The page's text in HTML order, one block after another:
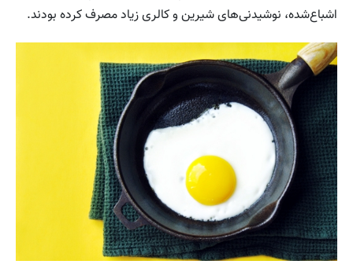
اشباع‌شده، نوشیدنی‌های شیرین و کالری زیاد مصرف کرده بودند.